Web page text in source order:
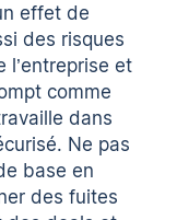
effet de
des risques
l’entreprise et
comme
dans
Ne pas
base en
des fuites